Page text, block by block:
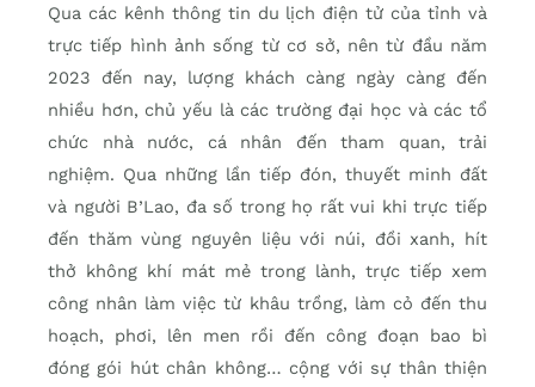
Qua các kênh thông tin du lịch điện tử của tỉnh và
trực tiếp hình ảnh sống từ cơ sở, nên từ đầu năm
2023 đến nay, lượng khách càng ngày càng đến
nhiều hơn, chủ yếu là các trường đại học và các tổ
chức nhà nước, cá nhân đến tham quan, trải
nghiệm. Qua những lần tiếp đón, thuyết minh đất
và người B’Lao, đa số trong họ rất vui khi trực tiếp
đến thăm vùng nguyên liệu với núi, đồi xanh, hít
thở không khí mát mẻ trong lành, trực tiếp xem
công nhân làm việc từ khâu trồng, làm cỏ đến thu
hoạch, phơi, lên men rồi đến công đoạn bao bì
đóng gói hút chân không… cộng với sự thân thiện